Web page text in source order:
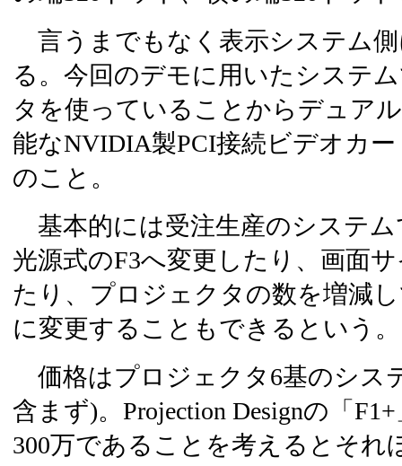
言うまでもなく表示システム側
る。今回のデモに用いたシステ
タを使っていることからデュア
能なNVIDIA製PCI接続ビデオカ
のこと。
基本的には受注生産のシステ
光源式のF3へ変更したり、画面
たり、プロジェクタの数を増減
に変更することもできるという。
価格はプロジェクタ6基のシス
含まず)。Projection Designの「
300万であることを考えるとそれ